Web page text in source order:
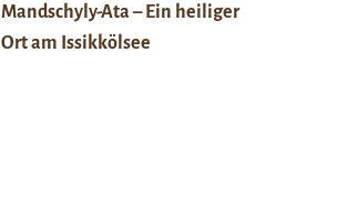
Mandschyly-Ata – Ein heiliger
Ort am Issikkölsee